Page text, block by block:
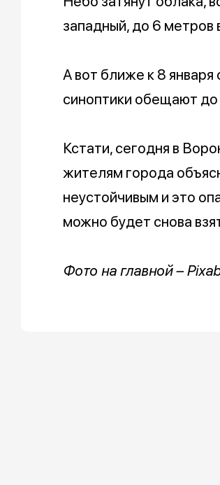
западный, до 6 метров
А вот ближе к 8 января
синоптики обещают до
Кстати, сегодня в
жителям города
неустойчивым и это
можно будет снова
Фото на главной –